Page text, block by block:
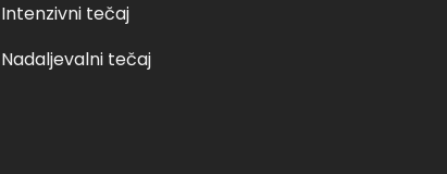
Intenzivni tečaj
Nadaljevalni tečaj